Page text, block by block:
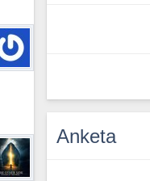
Anketa